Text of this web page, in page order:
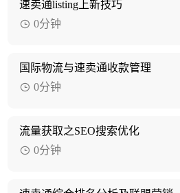
速卖通listing上新技巧
0分钟
国际物流与速卖通收款管理
0分钟
流量获取之SEO搜索优化
0分钟